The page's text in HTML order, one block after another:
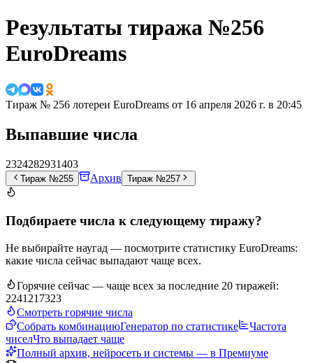
Результаты тиража №256
EuroDreams
Тираж № 256 лотереи EuroDreams от 16 апреля 2026 г. в 20:45
Выпавшие числа
2324282931403
Тираж №255 Архив Тираж №257
Подбираете числа к следующему тиражу?
Не выбирайте наугад — посмотрите статистику EuroDreams:
какие числа сейчас выпадают чаще всех.
Горячие сейчас — чаще всех за последние 20 тиражей:
2241217323
Смотреть горячие числа
Собрать комбинациюГенератор по статистике
Частота
чиселЧто выпадает чаще
Полный архив, нейросеть и системы — в Премиуме